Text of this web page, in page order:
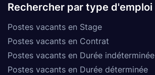
Rechercher par type d'emploi
Postes vacants en Stage
Postes vacants en Contrat
Postes vacants en Durée indéterminée
Postes vacants en Durée déterminée